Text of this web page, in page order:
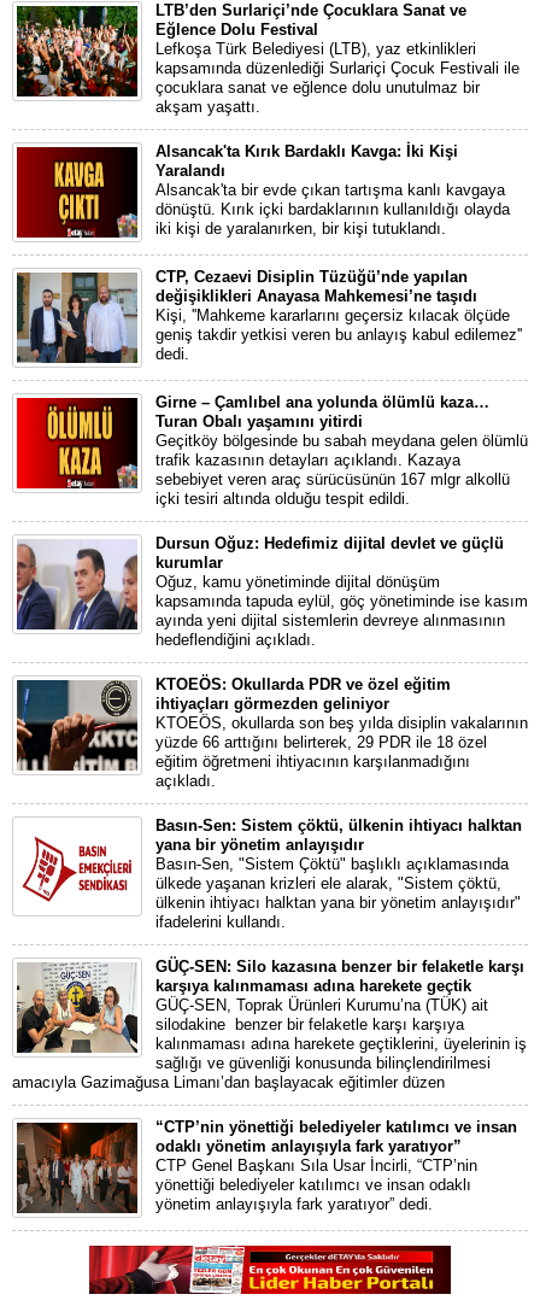
LTB’den Surlariçi’nde Çocuklara Sanat ve
Eğlence Dolu Festival
Lefkoşa Türk Belediyesi (LTB), yaz etkinlikleri
kapsamında düzenlediği Surlariçi Çocuk Festivali ile
çocuklara sanat ve eğlence dolu unutulmaz bir
akşam yaşattı.
Alsancak'ta Kırık Bardaklı Kavga: İki Kişi
Yaralandı
Alsancak'ta bir evde çıkan tartışma kanlı kavgaya
dönüştü. Kırık içki bardaklarının kullanıldığı olayda
iki kişi de yaralanırken, bir kişi tutuklandı.
CTP, Cezaevi Disiplin Tüzüğü’nde yapılan
değişiklikleri Anayasa Mahkemesi’ne taşıdı
Kişi, ''Mahkeme kararlarını geçersiz kılacak ölçüde
geniş takdir yetkisi veren bu anlayış kabul edilemez''
dedi.
Girne – Çamlıbel ana yolunda ölümlü kaza…
Turan Obalı yaşamını yitirdi
Geçitköy bölgesinde bu sabah meydana gelen ölümlü
trafik kazasının detayları açıklandı. Kazaya
sebebiyet veren araç sürücüsünün 167 mlgr alkollü
içki tesiri altında olduğu tespit edildi.
Dursun Oğuz: Hedefimiz dijital devlet ve güçlü
kurumlar
Oğuz, kamu yönetiminde dijital dönüşüm
kapsamında tapuda eylül, göç yönetiminde ise kasım
ayında yeni dijital sistemlerin devreye alınmasının
hedeflendiğini açıkladı.
KTOEÖS: Okullarda PDR ve özel eğitim
ihtiyaçları görmezden geliniyor
KTOEÖS, okullarda son beş yılda disiplin vakalarının
yüzde 66 arttığını belirterek, 29 PDR ile 18 özel
eğitim öğretmeni ihtiyacının karşılanmadığını
açıkladı.
Basın-Sen: Sistem çöktü, ülkenin ihtiyacı halktan
yana bir yönetim anlayışıdır
Basın-Sen, "Sistem Çöktü" başlıklı açıklamasında
ülkede yaşanan krizleri ele alarak, "Sistem çöktü,
ülkenin ihtiyacı halktan yana bir yönetim anlayışıdır"
ifadelerini kullandı.
GÜÇ-SEN: Silo kazasına benzer bir felaketle karşı
karşıya kalınmaması adına harekete geçtik
GÜÇ-SEN, Toprak Ürünleri Kurumu’na (TÜK) ait
silodakine benzer bir felaketle karşı karşıya
kalınmaması adına harekete geçtiklerini, üyelerinin iş
sağlığı ve güvenliği konusunda bilinçlendirilmesi
amacıyla Gazimağusa Limanı’dan başlayacak eğitimler düzen
“CTP’nin yönettiği belediyeler katılımcı ve insan
odaklı yönetim anlayışıyla fark yaratıyor”
CTP Genel Başkanı Sıla Usar İncirli, “CTP’nin
yönettiği belediyeler katılımcı ve insan odaklı
yönetim anlayışıyla fark yaratıyor” dedi.